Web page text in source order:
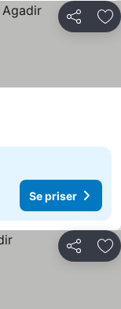
Del
Se priser
Del